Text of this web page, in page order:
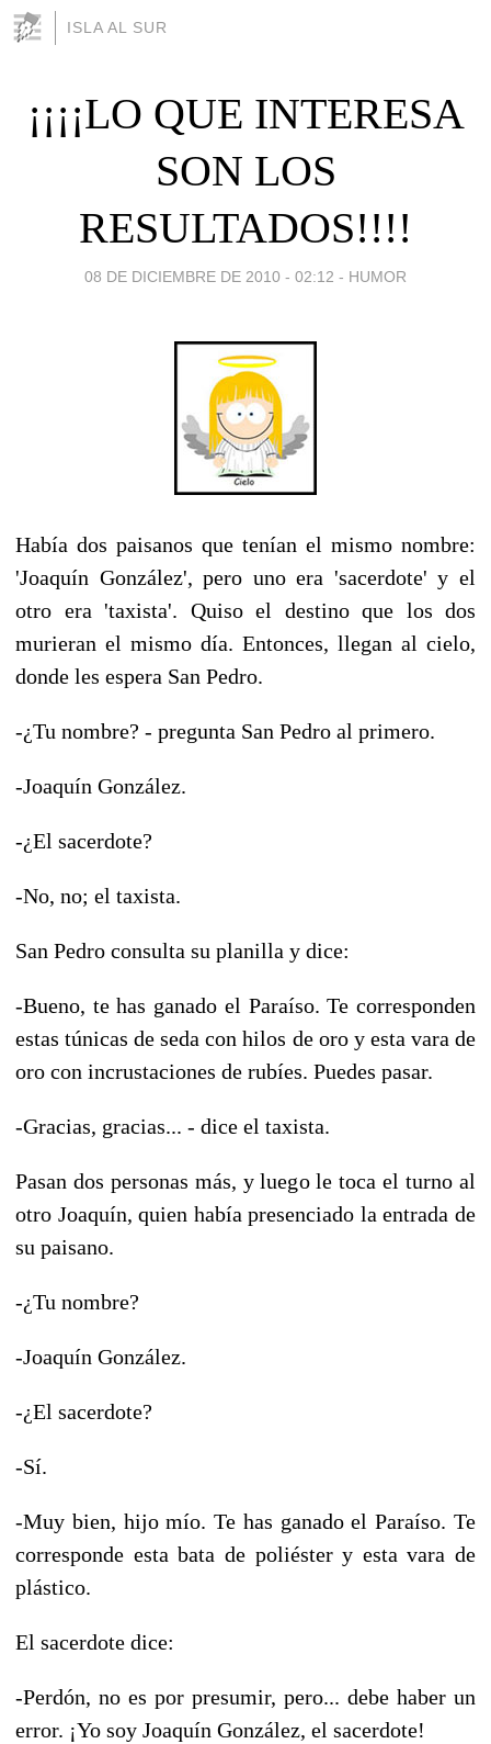
ISLA AL SUR
¡¡¡¡LO QUE INTERESA
SON LOS
RESULTADOS!!!!
08 DE DICIEMBRE DE 2010 - 02:12 - HUMOR
Había dos paisanos que tenían el mismo nombre:
'Joaquín González', pero uno era 'sacerdote' y el
otro era 'taxista'. Quiso el destino que los dos
murieran el mismo día. Entonces, llegan al cielo,
donde les espera San Pedro.
-¿Tu nombre? - pregunta San Pedro al primero.
-Joaquín González.
-¿El sacerdote?
-No, no; el taxista.
San Pedro consulta su planilla y dice:
-Bueno, te has ganado el Paraíso. Te corresponden
estas túnicas de seda con hilos de oro y esta vara de
oro con incrustaciones de rubíes. Puedes pasar.
-Gracias, gracias... - dice el taxista.
Pasan dos personas más, y luego le toca el turno al
otro Joaquín, quien había presenciado la entrada de
su paisano.
-¿Tu nombre?
-Joaquín González.
-¿El sacerdote?
-Sí.
-Muy bien, hijo mío. Te has ganado el Paraíso. Te
corresponde esta bata de poliéster y esta vara de
plástico.
El sacerdote dice:
-Perdón, no es por presumir, pero... debe haber un
error. ¡Yo soy Joaquín González, el sacerdote!